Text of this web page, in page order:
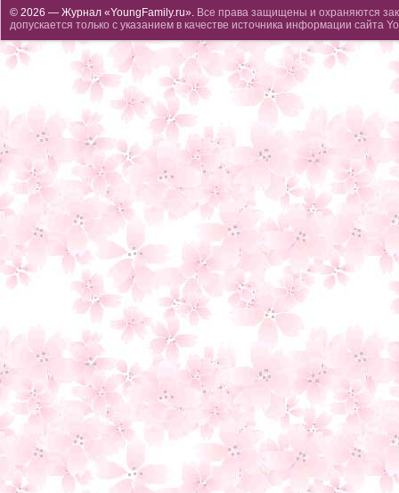
© 2026 — Журнал «YoungFamily.ru». Все права защищены и охраняются
допускается только с указанием в качестве источника информации сайта